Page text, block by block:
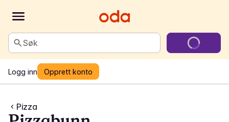
Søk
Logg inn Opprett konto
Pizza